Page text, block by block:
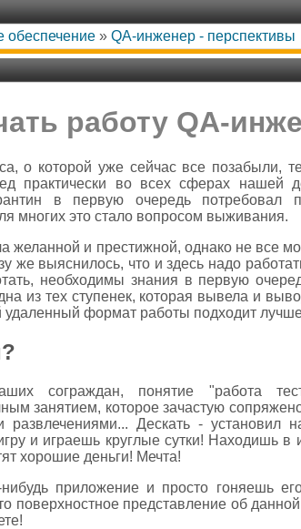
обеспечение » QA-инженер - перспективы
работу QA-
о которой уже сейчас все позабыли,
практически во всех сферах нашей
в первую очередь потребовал
многих это стало вопросом выживания.
желанной и престижной, однако не все
же выяснилось, что и здесь надо
необходимы знания в первую
из тех ступенек, которая вывела и
удаленный формат работы подходит
сограждан, понятие "работа
занятием, которое зачастую
развлечениями... Дескать - установил
и играешь круглые сутки! Находишь в
хорошие деньги! Мечта!
приложение и просто гоняешь
поверхностное представление об